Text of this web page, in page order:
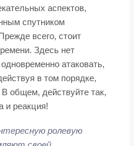
аспектов,
спутником
всего, стоит
Здесь нет
атаковать,
в том порядке,
общем, действуйте так,
и реакция!
ролевую